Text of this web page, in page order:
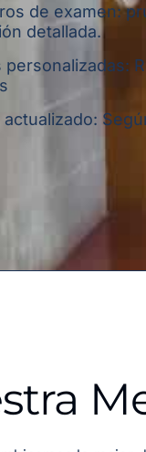
de examen:
detallada.
personalizadas:
actualizado: